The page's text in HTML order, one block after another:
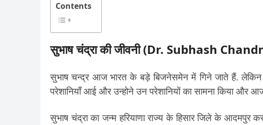
Contents
सुभाष चंद्रा की जीवनी (Dr. Subhash
सुभाष चन्द्र आज भारत के बड़े बिजनेसमेन में गिने जाते हैं.
परेशानियाँ आई और उन्होने उन परेशानियों का सामना किया और
सुभाष चंद्रा का जन्म हरियाणा राज्य के हिसार जिले के